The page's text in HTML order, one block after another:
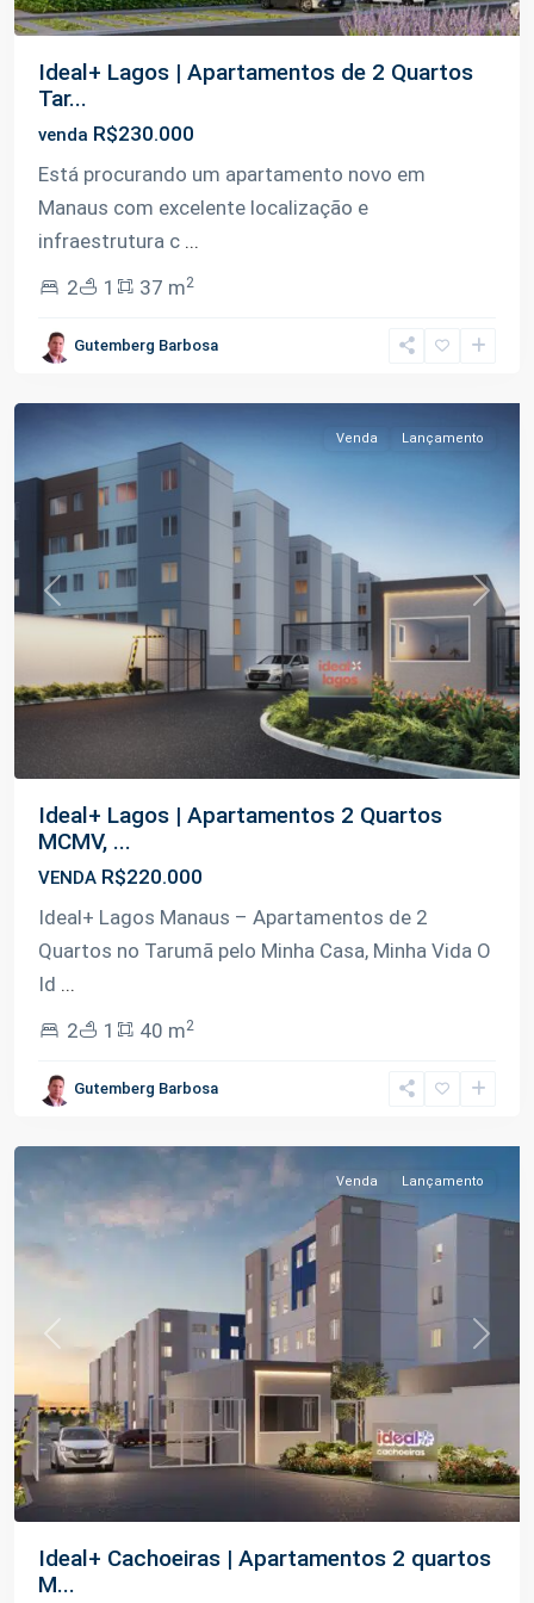
Ideal+ Lagos | Apartamentos de 2 Quartos
Tar...
venda R$230.000
Está procurando um apartamento novo em
Manaus com excelente localização e
infraestrutura c ...
2
1 37 m2
Gutemberg Barbosa
Açu ,
Previous Next
Venda Lançamento
Ideal+ Lagos | Apartamentos 2 Quartos
MCMV, ...
VENDA R$220.000
Ideal+ Lagos Manaus – Apartamentos de 2
Quartos no Tarumã pelo Minha Casa, Minha Vida O
Id ...
2
1 40 m2
Gutemberg Barbosa
Açu ,
Previous Next
Venda Lançamento
Ideal+ Cachoeiras | Apartamentos 2 quartos
M...